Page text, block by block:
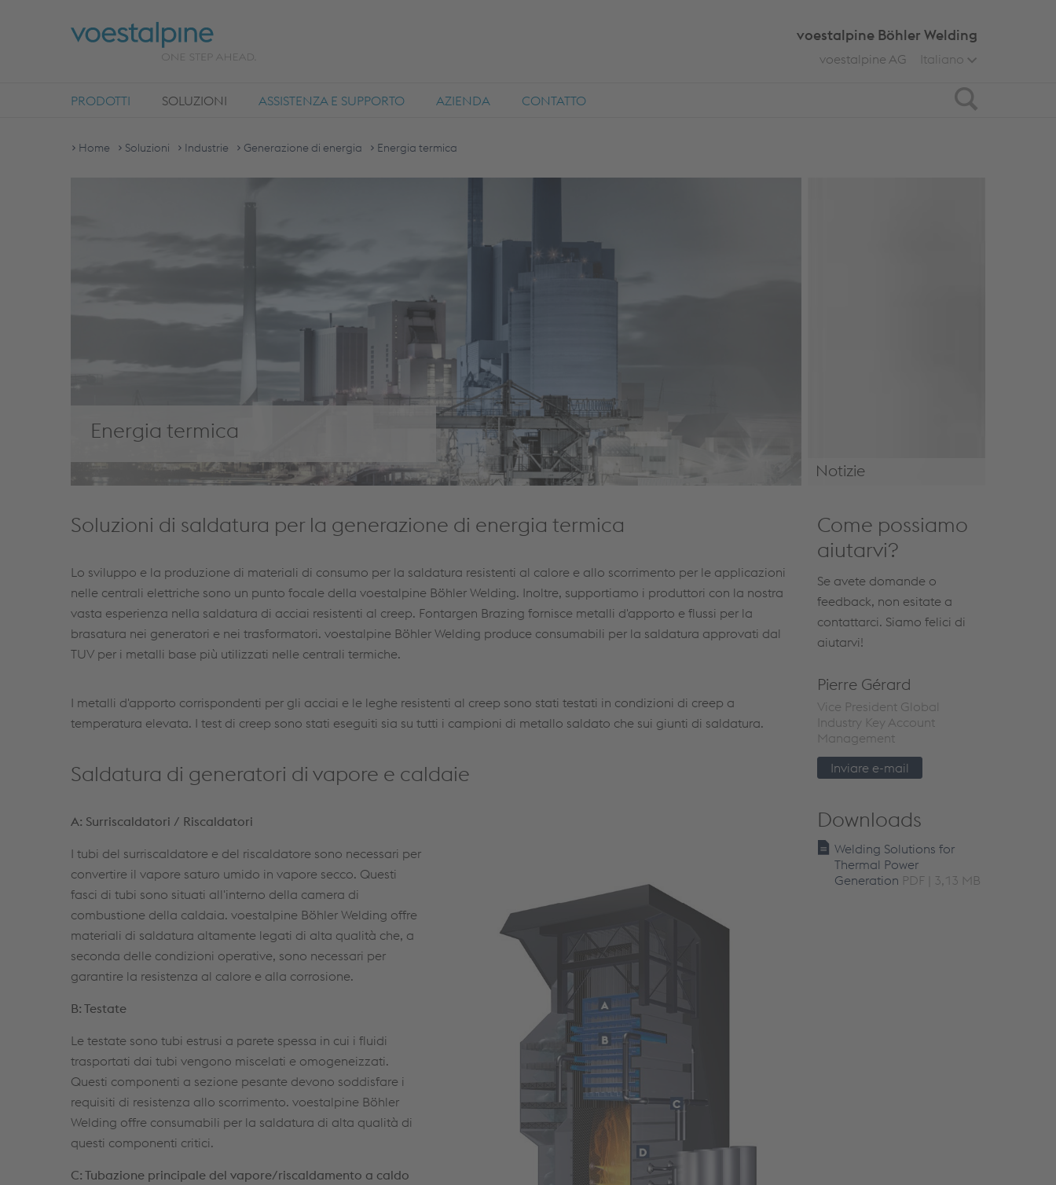
Search
voestalpine Böhler Welding
Italiano
voestalpine AG
PRODOTTI SOLUZIONI ASSISTENZA E SUPPORTO AZIENDA CONTATTO
Home Soluzioni Industrie Generazione di energia Energia termica
Energia termica
Notizie
Soluzioni di saldatura per la generazione di energia termica
Lo sviluppo e la produzione di materiali di consumo per la saldatura resistenti al calore e allo scorrimento per le applicazioni
nelle centrali elettriche sono un punto focale della voestalpine Böhler Welding. Inoltre, supportiamo i produttori con la nostra
vasta esperienza nella saldatura di acciai resistenti al creep. Fontargen Brazing fornisce metalli d'apporto e flussi per la
brasatura nei generatori e nei trasformatori. voestalpine Böhler Welding produce consumabili per la saldatura approvati dal
TUV per i metalli base più utilizzati nelle centrali termiche.
I metalli d'apporto corrispondenti per gli acciai e le leghe resistenti al creep sono stati testati in condizioni di creep a
temperatura elevata. I test di creep sono stati eseguiti sia su tutti i campioni di metallo saldato che sui giunti di saldatura.
Saldatura di generatori di vapore e caldaie
A: Surriscaldatori / Riscaldatori
I tubi del surriscaldatore e del riscaldatore sono necessari per
convertire il vapore saturo umido in vapore secco. Questi
fasci di tubi sono situati all'interno della camera di
combustione della caldaia. voestalpine Böhler Welding offre
materiali di saldatura altamente legati di alta qualità che, a
seconda delle condizioni operative, sono necessari per
garantire la resistenza al calore e alla corrosione.
B: Testate
Le testate sono tubi estrusi a parete spessa in cui i fluidi
trasportati dai tubi vengono miscelati e omogeneizzati.
Questi componenti a sezione pesante devono soddisfare i
requisiti di resistenza allo scorrimento. voestalpine Böhler
Welding offre consumabili per la saldatura di alta qualità di
questi componenti critici.
C: Tubazione principale del vapore/riscaldamento a caldo
Come possiamo
aiutarvi?
Se avete domande o
feedback, non esitate a
contattarci. Siamo felici di
aiutarvi!
Pierre Gérard
Vice President Global
Industry Key Account
Management
Inviare e-mail
Downloads
Welding Solutions for
Thermal Power
Generation PDF | 3,13 MB